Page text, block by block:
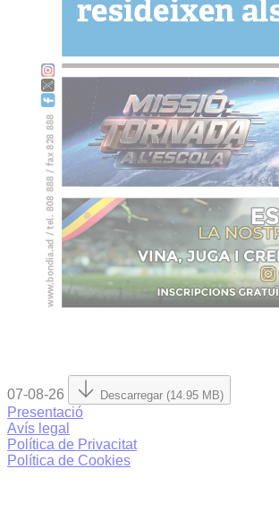
07-08-26 Descarregar (14.95 MB)
Presentació
Avís legal
Política de Privacitat
Política de Cookies